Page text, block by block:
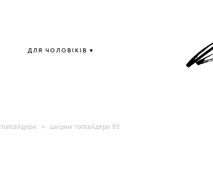
ДЛЯ ЧОЛОВІКІВ ▾
топсайдери > шкіряні топсайдери 83